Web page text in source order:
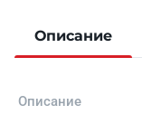
Описание
Описание